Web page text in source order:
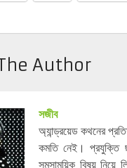
Author
সজীব
অ্যান্ড্রয়েড কথনের
কমতি নেই। প্রযুক্তি
সমসাময়িক বিষয় নিয়ে